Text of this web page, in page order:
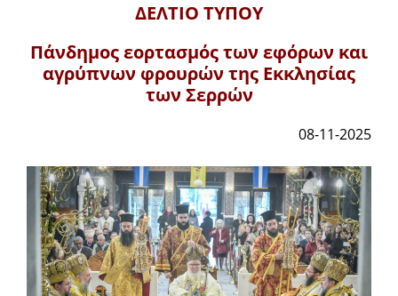
ΔΕΛΤΙΟ ΤΥΠΟΥ
Πάνδημος εορτασμός των εφόρων και
αγρύπνων φρουρών της Εκκλησίας
των Σερρών
08-11-2025